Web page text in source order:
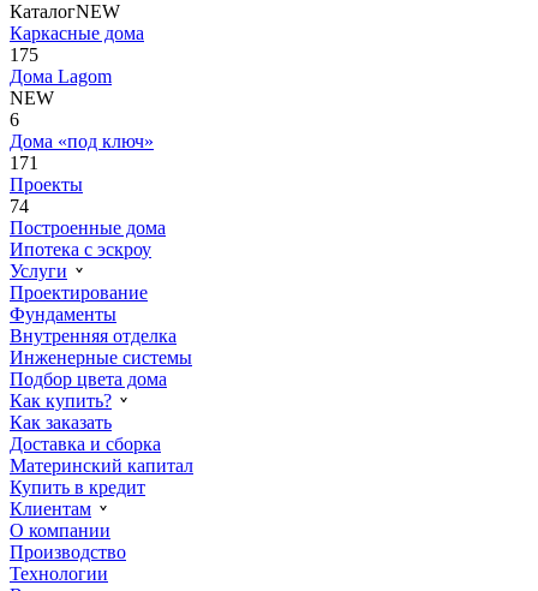
КаталогNEW
Каркасные дома
175
Дома Lagom
NEW
6
Дома «под ключ»
171
Проекты
74
Построенные дома
Ипотека с эскроу
Услуги
Проектирование
Фундаменты
Внутренняя отделка
Инженерные системы
Подбор цвета дома
Как купить?
Как заказать
Доставка и сборка
Материнский капитал
Купить в кредит
Клиентам
О компании
Производство
Технологии